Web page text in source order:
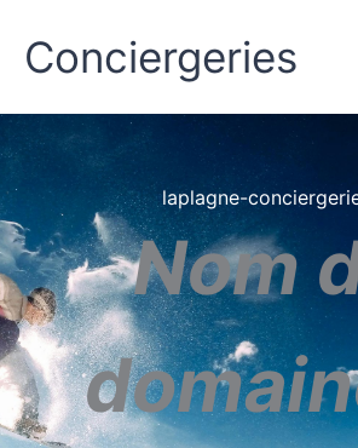
content
Conciergeries
laplagne-
Nom